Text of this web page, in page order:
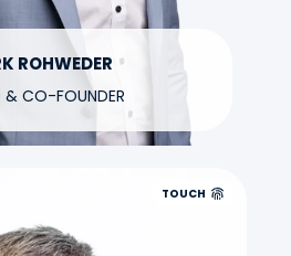
ROHWEDER
CO-FOUNDER
TOUCH